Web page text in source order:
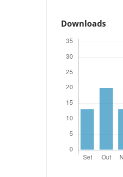
Downloads